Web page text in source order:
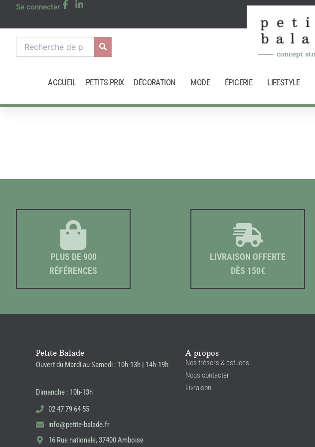
Se connecter
pour :
ACCUEIL PETITS PRIX DÉCORATION MODE ÉPICERIE LIFESTYLE
PLUS DE 900
RÉFÉRENCES
LIVRAISON OFFERTE
DÈS 150€
Petite Balade
Ouvert du Mardi au Samedi : 10h-13h | 14h-19h
Dimanche : 10h-13h
02 47 79 64 55
info@petite-balade.fr
16 Rue nationale, 37400 Amboise
A propos
Nos trésors & astuces
Nous contacter
Livraison